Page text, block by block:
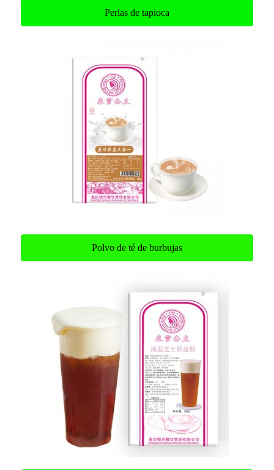
Perlas de tapioca
Polvo de té de burbujas